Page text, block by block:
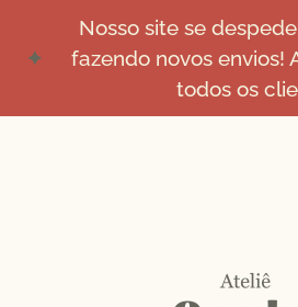
Nosso site se
fazendo novos envios!
todos os